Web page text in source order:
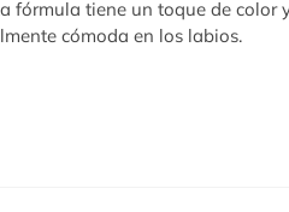
fórmula tiene un toque de color
cómoda en los labios.